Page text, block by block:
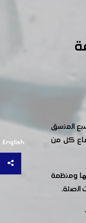
English
المنسق
كل من
ومنظمة
الصلة.